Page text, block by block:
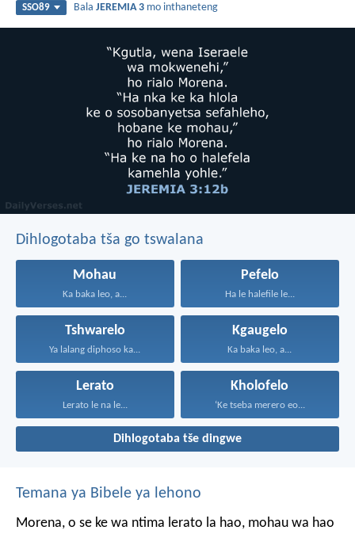
SSO89 BalaJEREMIA 3 mo inthaneteng
Dihlogotaba tša go tswalana
Mohau
Ka baka leo, a...
Pefelo
Ha le halefile le...
Tshwarelo
Ya lalang diphoso ka...
Kgaugelo
Ka baka leo, a...
Lerato
Lerato le na le...
Kholofelo
‘Ke tseba merero eo...
Dihlogotaba tše dingwe
Temana ya Bibele ya lehono
Morena, o se ke wa ntima lerato la hao, mohau wa hao